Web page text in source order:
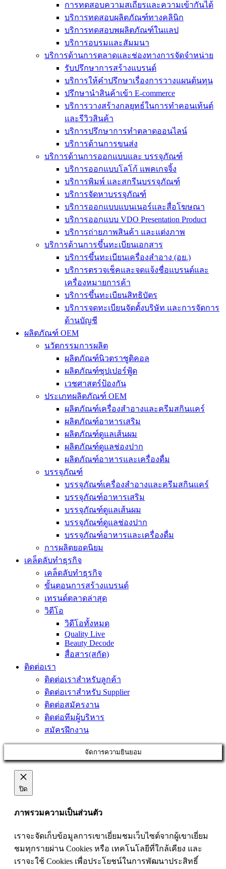
การทดสอบความสเถียรและความเข้ากันได้
บริการทดสอบผลิตภัณฑ์ทางคลินิก
บริการทดสอบพผลิตภัณฑ์ในแลป
บริการอบรมและสัมมนา
บริการด้านการตลาดและช่องทางการจัดจำหน่าย
รับปรึกษาการสร้างแบรนด์
บริการให้คำปรึกษาเรื่องการวางแผนต้นทุน
ปรึกษานำสินค้าเข้า E-commerce
บริการวางสร้างกลยุทธ์ในการทำคอนเท้นต์
และรีวิวสินค้า
บริการปรึกษาการทำตลาดออนไลน์
บริการด้านการขนส่ง
บริการด้านการออกแบบและ บรรจุภัณฑ์
บริการออกแบบโลโก้ แพคเกจจิ้ง
บริการพิมพ์ และสกรีนบรรจุภัณฑ์
บริการจัดหาบรรจุภัณฑ์
บริการออกแบบแบนเนอร์และสื่อโฆษณา
บริการออกแบบ VDO Presentation Product
บริการถ่ายภาพสินค้า และแต่งภาพ
บริการด้านการขึ้นทะเบียนเอกสาร
บริการขึ้นทะเบียนเครื่องสำอาง (อย.)
บริการตรวจเช็คและจดแจ้งชื่อแบรนด์และ
เครื่องหมายการค้า
บริการขึ้นทะเบียนสิทธิบัตร
บริการจดทะเบียนจัดตั้งบริษัท และการจัดการ
ด้านบัญชี
ผลิตภัณฑ์ OEM
นวัตกรรมการผลิต
ผลิตภัณฑ์นิวตราซูติคอล
ผลิตภัณฑ์ซุปเปอร์ฟู้ด
เวชศาสตร์ป้องกัน
ประเภทผลิตภัณฑ์ OEM
ผลิตภัณฑ์เครื่องสำอางและครีมสกินแคร์
ผลิตภัณฑ์อาหารเสริม
ผลิตภัณฑ์ดูแลเส้นผม
ผลิตภัณฑ์ดูแลช่องปาก
ผลิตภัณฑ์อาหารและเครื่องดื่ม
บรรจุภัณฑ์
บรรจุภัณฑ์เครื่องสำอางและครีมสกินแคร์
บรรจุภัณฑ์อาหารเสริม
บรรจุภัณฑ์ดูแลเส้นผม
บรรจุภัณฑ์ดูแลช่องปาก
บรรจุภัณฑ์อาหารและเครื่องดื่ม
การผลิตยอดนิยม
เคล็ดลับทำธุรกิจ
เคล็ดลับทำธุรกิจ
ขั้นตอนการสร้างแบรนด์
เทรนด์ตลาดล่าสุด
วิดีโอ
วิดีโอทั้งหมด
Quality Live
Beauty Decode
สื่อสาร(สกัด)
ติดต่อเรา
ติดต่อเราสำหรับลูกค้า
ติดต่อเราสำหรับ Supplier
ติดต่อสมัครงาน
ติดต่อทีมผู้บริหาร
สมัครฝึกงาน
จัดการความยินยอม
ปิด
ภาพรวมความเป็นส่วนตัว
เราจะจัดเก็บข้อมูลการเขาเยี่ยมชมเว็บไซต์จากผู้เขาเยี่ยม
ชมทุกรายผ่าน Cookies หรือ เทคโนโลยีที่ใกล้เคียง และ
เราจะใช้ Cookies เพื่อประโยชน์ในการพัฒนาประสิทธิ์